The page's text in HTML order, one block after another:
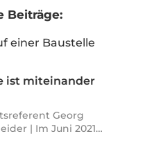
Beiträge:
ist miteinander
Georg
| Im Juni 2021…